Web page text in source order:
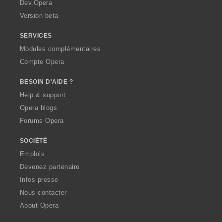
Dev.Opera
Version beta
SERVICES
Modules complémentaires
Compte Opera
BESOIN D'AIDE ?
Help & support
Opera blogs
Forums Opera
SOCIÉTÉ
Emplois
Devenez partenaire
Infos presse
Nous contacter
About Opera